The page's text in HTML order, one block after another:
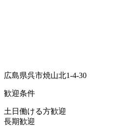
広島県呉市焼山北1-4-30
歓迎条件
土日働ける方歓迎
長期歓迎